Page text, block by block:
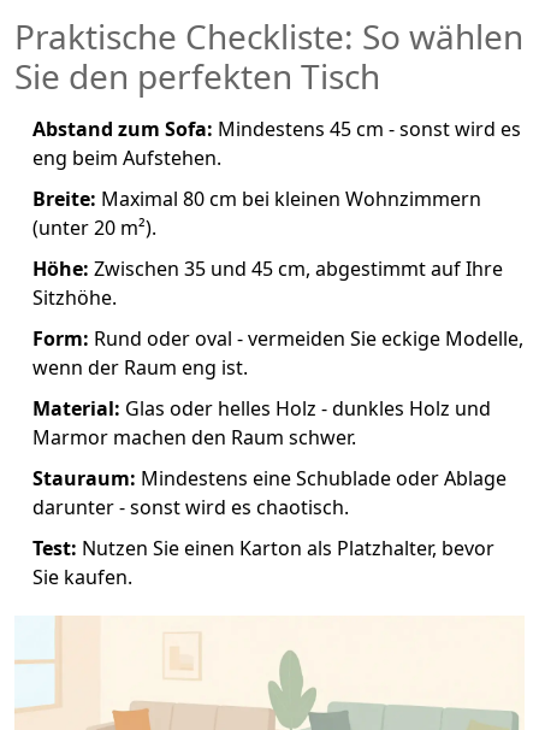
Praktische Checkliste: So wählen
Sie den perfekten Tisch
Abstand zum Sofa: Mindestens 45 cm - sonst wird es
eng beim Aufstehen.
Breite: Maximal 80 cm bei kleinen Wohnzimmern
(unter 20 m²).
Höhe: Zwischen 35 und 45 cm, abgestimmt auf Ihre
Sitzhöhe.
Form: Rund oder oval - vermeiden Sie eckige Modelle,
wenn der Raum eng ist.
Material: Glas oder helles Holz - dunkles Holz und
Marmor machen den Raum schwer.
Stauraum: Mindestens eine Schublade oder Ablage
darunter - sonst wird es chaotisch.
Test: Nutzen Sie einen Karton als Platzhalter, bevor
Sie kaufen.